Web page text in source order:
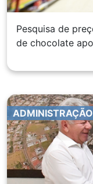
Pesquisa de
de chocolate
ADMINISTRAÇÃO